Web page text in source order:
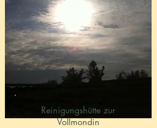
Reinigungshütte zur
Vollmondin